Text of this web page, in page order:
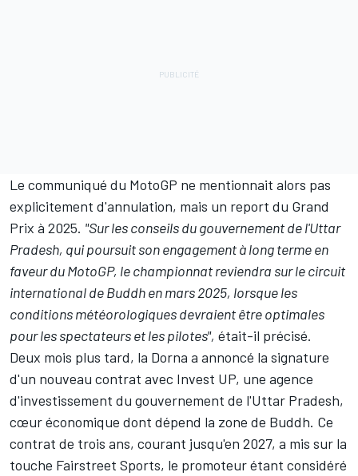
Le communiqué du MotoGP ne mentionnait alors pas
explicitement d'annulation, mais un report du Grand
Prix à 2025. "Sur les conseils du gouvernement de l'Uttar
Pradesh, qui poursuit son engagement à long terme en
faveur du MotoGP, le championnat reviendra sur le circuit
international de Buddh en mars 2025, lorsque les
conditions météorologiques devraient être optimales
pour les spectateurs et les pilotes", était-il précisé.
Deux mois plus tard, la Dorna a annoncé la signature
d'un nouveau contrat avec Invest UP, une agence
d'investissement du gouvernement de l'Uttar Pradesh,
cœur économique dont dépend la zone de Buddh. Ce
contrat de trois ans, courant jusqu'en 2027, a mis sur la
touche Fairstreet Sports, le promoteur étant considéré